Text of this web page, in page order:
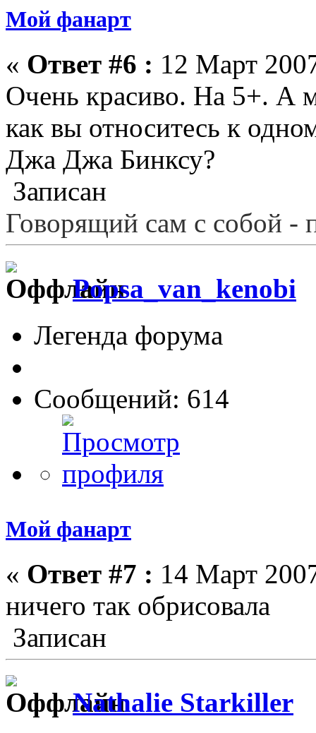
Мой фанарт
« Ответ #6 : 12 Март
Очень красиво. На 5+. А
как вы относитесь к
Джа Джа Бинксу?
Записан
Говорящий сам с собой -
Popsa_van_kenobi
Легенда форума
Сообщений: 614
Мой фанарт
« Ответ #7 : 14 Март
ничего так обрисовала
Записан
Nathalie Starkiller